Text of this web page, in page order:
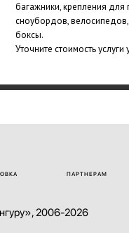
багажники, крепления
сноубордов,
боксы.
Уточните стоимость
ПАРТНЕРАМ
2006-2026